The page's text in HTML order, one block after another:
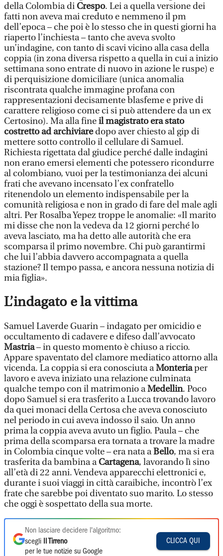
della Colombia di Crespo. Lei a quella versione dei
fatti non aveva mai creduto e nemmeno il pm
dell’epoca – che poi è lo stesso che in questi giorni ha
riaperto l’inchiesta – tanto che aveva svolto
un’indagine, con tanto di scavi vicino alla casa della
coppia (in zona diversa rispetto a quella in cui a inizio
settimana sono entrate di nuovo in azione le ruspe) e
di perquisizione domiciliare (unica anomalia
riscontrata qualche immagine profana con
rappresentazioni decisamente blasfeme e prive di
carattere religioso come ci si può attendere da un ex
Certosino). Ma alla fineil magistrato era stato
costretto ad archiviaredopo aver chiesto al gip di
mettere sotto controllo il cellulare di Samuel.
Richiesta rigettata dal giudice perché dalle indagini
non erano emersi elementi che potessero ricondurre
al colombiano, vuoi per la testimonianza dei alcuni
frati che avevano incensato l’ex confratello
ritenendolo un elemento indispensabile per la
comunità religiosa e non in grado di fare del male agli
altri. Per Rosalba Yepez troppe le anomalie: «Il marito
mi disse che non la vedeva da 12 giorni perché lo
aveva lasciato, ma ha detto alle autorità che era
scomparsa il primo novembre. Chi può garantirmi
che lui l’abbia davvero accompagnata a quella
stazione? Il tempo passa, e ancora nessuna notizia di
mia figlia».
L’indagato e la vittima
Samuel Laverde Guarin – indagato per omicidio e
occultamento di cadavere e difeso dall’avvocato
Mastria– in questo momento è chiuso a riccio.
Appare spaventato del clamore mediatico attorno alla
vicenda. La coppia si era conosciuta aMonteriaper
lavoro e aveva iniziato una relazione culminata
qualche tempo con il matrimonio aMedellin. Poco
dopo Samuel si era trasferito a Lucca trovando lavoro
da quei monaci della Certosa che aveva conosciuto
nel periodo in cui aveva indosso il saio. Un anno
prima la coppia aveva avuto un figlio. Paula – che
prima della scomparsa era tornata a trovare la madre
in Colombia cinque volte – era nata aBello, ma si era
trasferita da bambina aCartagena, lavorando lì sino
all’età di 22 anni. Vendeva apparecchi elettronici e,
durante i suoi viaggi in città caraibiche, incontrò l’ex
frate che sarebbe poi diventato suo marito. Lo stesso
che oggi è sospettato della sua morte.
Non lasciare decidere l'algoritmo:
scegli
Il Tirreno
per le tue notizie su Google
CLICCA QUI